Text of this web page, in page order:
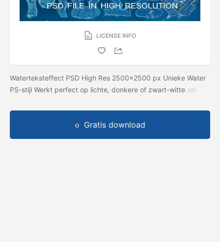
LICENSE INFO
Waterteksteffect PSD High Res 2500x2500 px Unieke Water
PS-stijl Werkt perfect op lichte, donkere of zwart-witte
Gratis download